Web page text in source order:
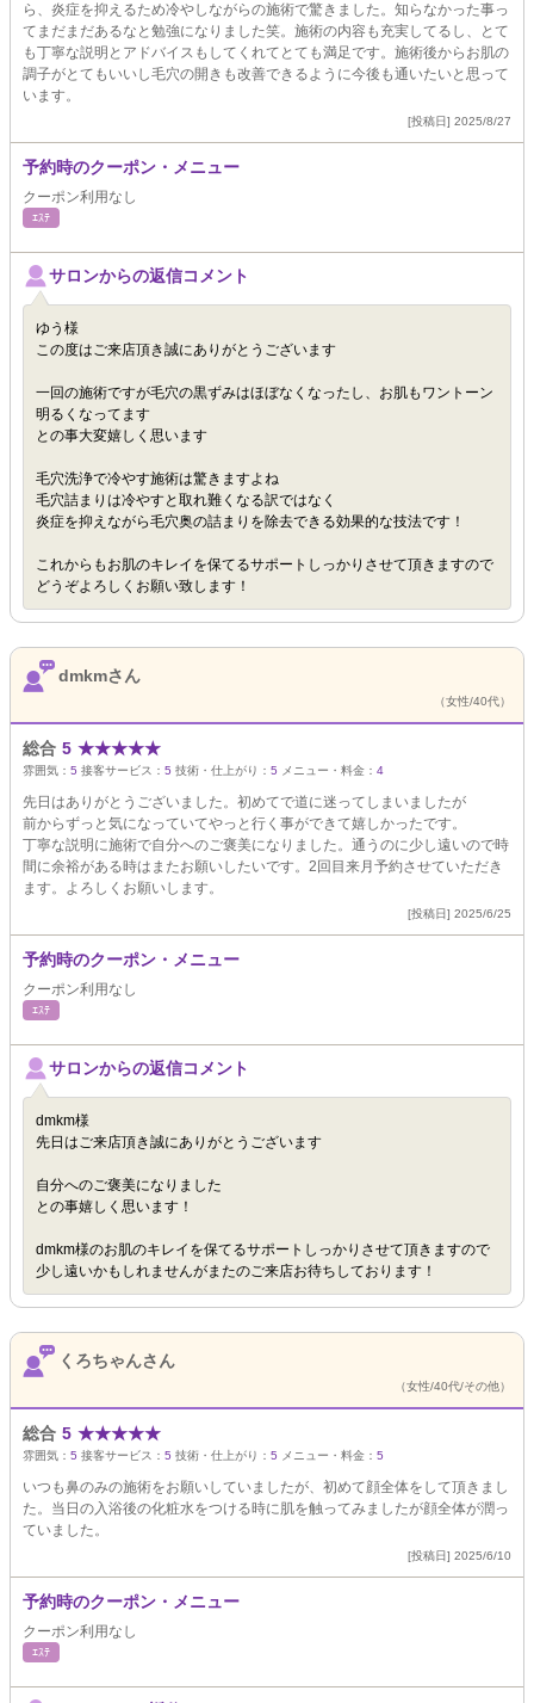
ら、炎症を抑えるため冷やしながらの施術で驚きました。知らなかった事っ
てまだまだあるなと勉強になりました笑。施術の内容も充実してるし、とて
も丁寧な説明とアドバイスもしてくれてとても満足です。施術後からお肌の
調子がとてもいいし毛穴の開きも改善できるように今後も通いたいと思って
います。
[投稿日] 2025/8/27
予約時のクーポン・メニュー
クーポン利用なし
ｴｽﾃ
サロンからの返信コメント
ゆう様
この度はご来店頂き誠にありがとうございます
一回の施術ですが毛穴の黒ずみはほぼなくなったし、お肌もワントーン
明るくなってます
との事大変嬉しく思います
毛穴洗浄で冷やす施術は驚きますよね
毛穴詰まりは冷やすと取れ難くなる訳ではなく
炎症を抑えながら毛穴奥の詰まりを除去できる効果的な技法です！
これからもお肌のキレイを保てるサポートしっかりさせて頂きますので
どうぞよろしくお願い致します！
dmkmさん
（女性/40代）
総合 5 ★★★★★
雰囲気： 5 接客サービス： 5 技術・仕上がり： 5 メニュー・料金： 4
先日はありがとうございました。初めてで道に迷ってしまいましたが
前からずっと気になっていてやっと行く事ができて嬉しかったです。
丁寧な説明に施術で自分へのご褒美になりました。通うのに少し遠いので時
間に余裕がある時はまたお願いしたいです。2回目来月予約させていただき
ます。よろしくお願いします。
[投稿日] 2025/6/25
予約時のクーポン・メニュー
クーポン利用なし
ｴｽﾃ
サロンからの返信コメント
dmkm様
先日はご来店頂き誠にありがとうございます
自分へのご褒美になりました
との事嬉しく思います！
dmkm様のお肌のキレイを保てるサポートしっかりさせて頂きますので
少し遠いかもしれませんがまたのご来店お待ちしております！
くろちゃんさん
（女性/40代/その他）
総合 5 ★★★★★
雰囲気： 5 接客サービス： 5 技術・仕上がり： 5 メニュー・料金： 5
いつも鼻のみの施術をお願いしていましたが、初めて顔全体をして頂きまし
た。当日の入浴後の化粧水をつける時に肌を触ってみましたが顔全体が潤っ
ていました。
[投稿日] 2025/6/10
予約時のクーポン・メニュー
クーポン利用なし
ｴｽﾃ